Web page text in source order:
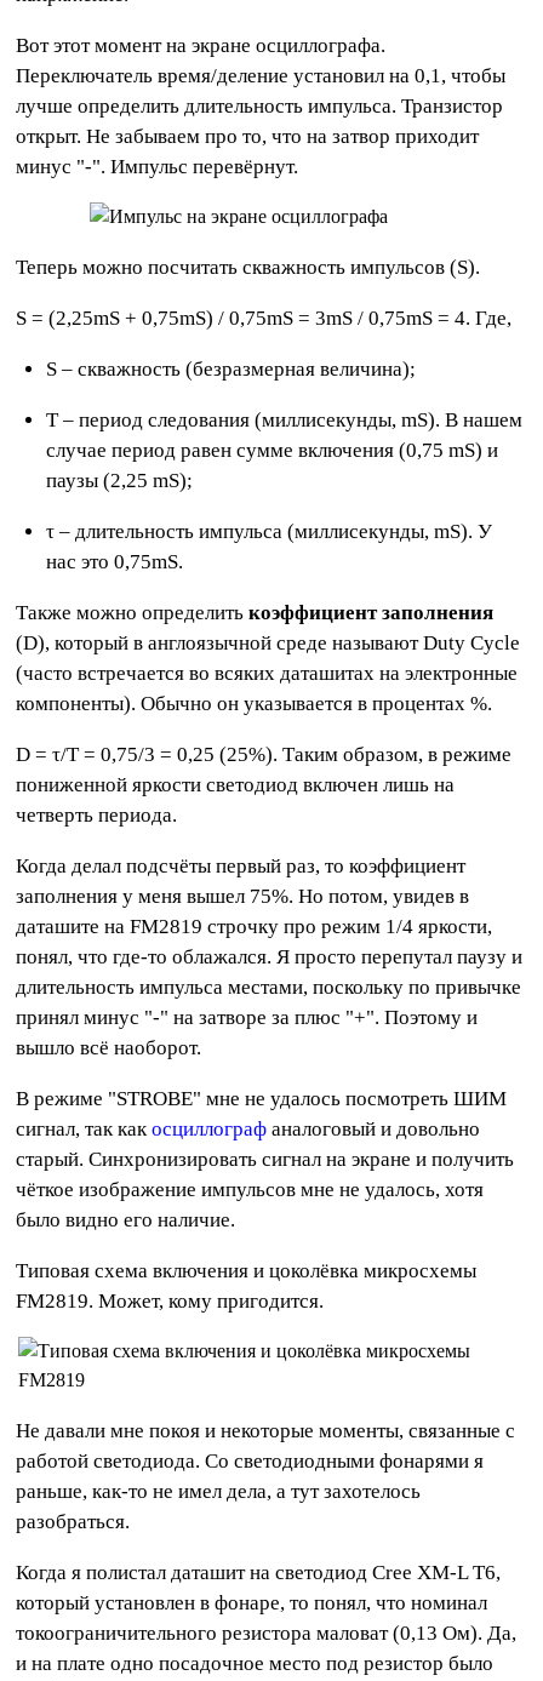
Вот этот момент на экране осциллографа.
Переключатель время/деление установил на 0,1, чтобы
лучше определить длительность импульса. Транзистор
открыт. Не забываем про то, что на затвор приходит
минус "-". Импульс перевёрнут.
Теперь можно посчитать скважность импульсов (S).
S = (2,25mS + 0,75mS) / 0,75mS = 3mS / 0,75mS = 4. Где,
S – скважность (безразмерная величина);
Τ – период следования (миллисекунды, mS). В нашем
случае период равен сумме включения (0,75 mS) и
паузы (2,25 mS);
τ – длительность импульса (миллисекунды, mS). У
нас это 0,75mS.
Также можно определитькоэффициент заполнения
(D), который в англоязычной среде называют Duty Cycle
(часто встречается во всяких даташитах на электронные
компоненты). Обычно он указывается в процентах %.
D = τ/Τ = 0,75/3 = 0,25 (25%). Таким образом, в режиме
пониженной яркости светодиод включен лишь на
четверть периода.
Когда делал подсчёты первый раз, то коэффициент
заполнения у меня вышел 75%. Но потом, увидев в
даташите на FM2819 строчку про режим 1/4 яркости,
понял, что где-то облажался. Я просто перепутал паузу и
длительность импульса местами, поскольку по привычке
принял минус "-" на затворе за плюс "+". Поэтому и
вышло всё наоборот.
В режиме "STROBE" мне не удалось посмотреть ШИМ
сигнал, так какосциллограф аналоговый и довольно
старый. Синхронизировать сигнал на экране и получить
чёткое изображение импульсов мне не удалось, хотя
было видно его наличие.
Типовая схема включения и цоколёвка микросхемы
FM2819. Может, кому пригодится.
Не давали мне покоя и некоторые моменты, связанные с
работой светодиода. Со светодиодными фонарями я
раньше, как-то не имел дела, а тут захотелось
разобраться.
Когда я полистал даташит на светодиод Cree XM-L T6,
который установлен в фонаре, то понял, что номинал
токоограничительного резистора маловат (0,13 Ом). Да,
и на плате одно посадочное место под резистор было